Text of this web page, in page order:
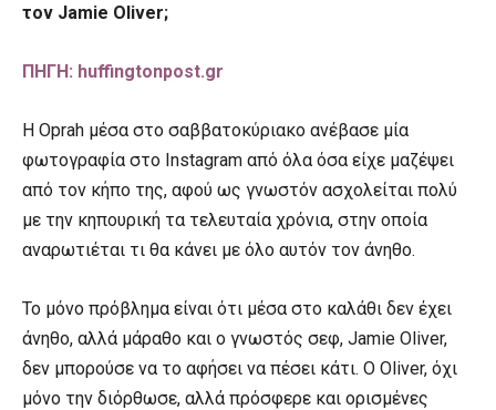
τον Jamie Oliver;
ΠΗΓΗ: huffingtonpost.gr
Η Oprah μέσα στο σαββατοκύριακο ανέβασε μία
φωτογραφία στο Instagram από όλα όσα είχε μαζέψει
από τον κήπο της, αφού ως γνωστόν ασχολείται πολύ
με την κηπουρική τα τελευταία χρόνια, στην οποία
αναρωτιέται τι θα κάνει με όλο αυτόν τον άνηθο.
Το μόνο πρόβλημα είναι ότι μέσα στο καλάθι δεν έχει
άνηθο, αλλά μάραθο και ο γνωστός σεφ, Jamie Oliver,
δεν μπορούσε να το αφήσει να πέσει κάτι. Ο Oliver, όχι
μόνο την διόρθωσε, αλλά πρόσφερε και ορισμένες